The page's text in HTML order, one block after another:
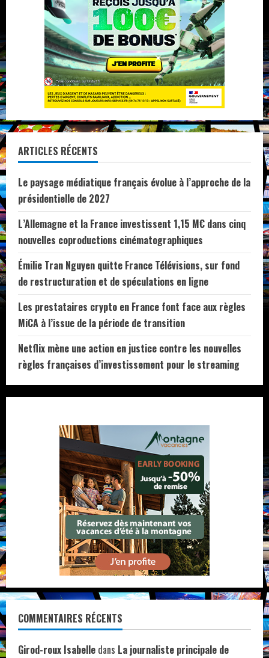
ARTICLES RÉCENTS
Le paysage médiatique français évolue à l’approche de la
présidentielle de 2027
L’Allemagne et la France investissent 1,15 M€ dans cinq
nouvelles coproductions cinématographiques
Émilie Tran Nguyen quitte France Télévisions, sur fond
de restructuration et de spéculations en ligne
Les prestataires crypto en France font face aux règles
MiCA à l’issue de la période de transition
Netflix mène une action en justice contre les nouvelles
règles françaises d’investissement pour le streaming
COMMENTAIRES RÉCENTS
Girod-roux Isabelle dans La journaliste principale de